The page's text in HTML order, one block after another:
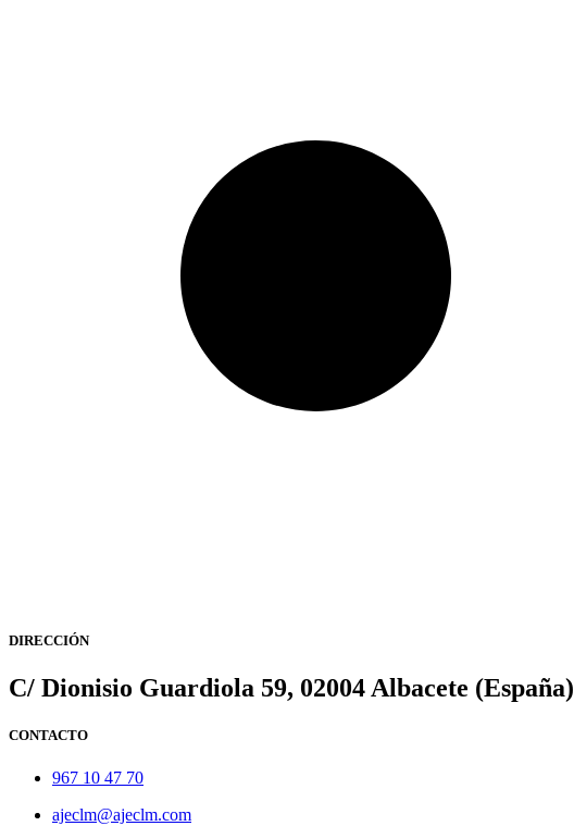
DIRECCIÓN
C/ Dionisio Guardiola 59, 02004 Albacete (España)
CONTACTO
967 10 47 70
ajeclm@ajeclm.com